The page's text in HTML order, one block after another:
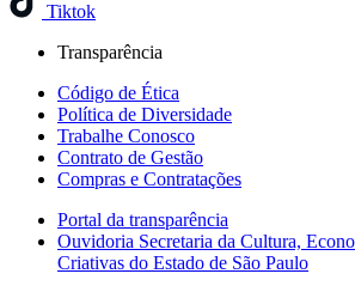
Tiktok
Transparência
Código de Ética
Política de Diversidade
Trabalhe Conosco
Contrato de Gestão
Compras e Contratações
Portal da transparência
Ouvidoria Secretaria da Cultura,
Criativas do Estado de São Paulo